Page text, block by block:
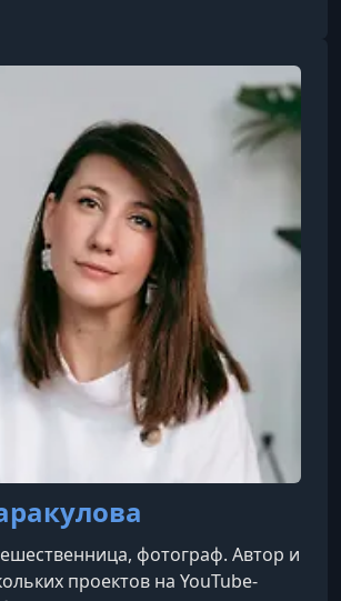
фотограф. Автор и
проектов на YouTube-